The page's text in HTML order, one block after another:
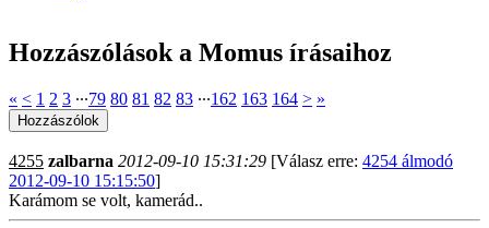
Hozzászólások a Momus írásaihoz
« < 1 2 3 ∙∙∙79 80 81 82 83 ∙∙∙162 163 164 > »
4255 zalbarna 2012-09-10 15:31:29 [Válasz erre: 4254 álmodó
2012-09-10 15:15:50]
Karámom se volt, kamerád..